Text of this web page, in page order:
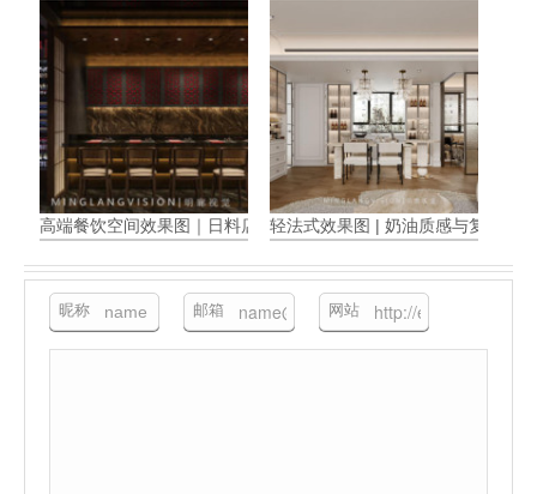
高端餐饮空间效果图｜日料店设计轻法式效果图 | 奶油质感与复古浪
昵称 邮箱 网站